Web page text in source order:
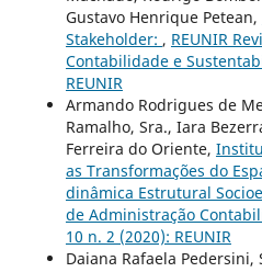
Gustavo Henrique Petean,
Stakeholder: , REUNIR
Contabilidade e
REUNIR
Armando Rodrigues de
Ramalho, Sra., Iara
Ferreira do Oriente,
as Transformações do
dinâmica Estrutural
de Administração
10 n. 2 (2020): REUNIR
Daiana Rafaela Pedersini,